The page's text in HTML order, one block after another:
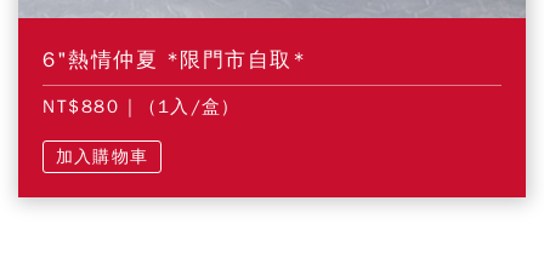
6"熱情仲夏 *限門市自取*
NT$880 | (1入/盒)
加入購物車